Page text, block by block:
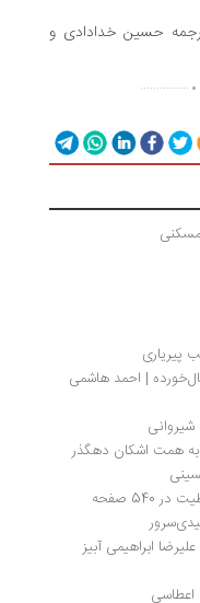
خدادادی و
| احمد هاشمی
اشکان دهگذر
آبیز